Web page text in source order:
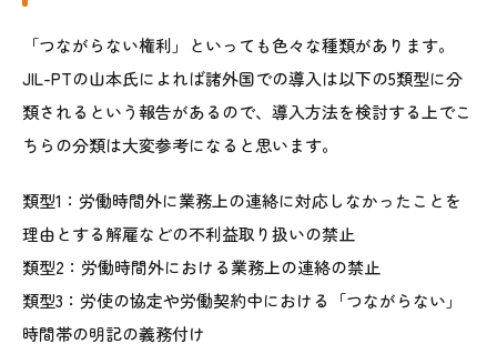
「つながらない権利」といっても色々な種類があります。
JIL-PTの山本氏によれば諸外国での導入は以下の5類型に分
類されるという報告があるので、導入方法を検討する上でこ
ちらの分類は大変参考になると思います。
類型1：労働時間外に業務上の連絡に対応しなかったことを
理由とする解雇などの不利益取り扱いの禁止
類型2：労働時間外における業務上の連絡の禁止
類型3：労使の協定や労働契約中における「つながらない」
時間帯の明記の義務付け